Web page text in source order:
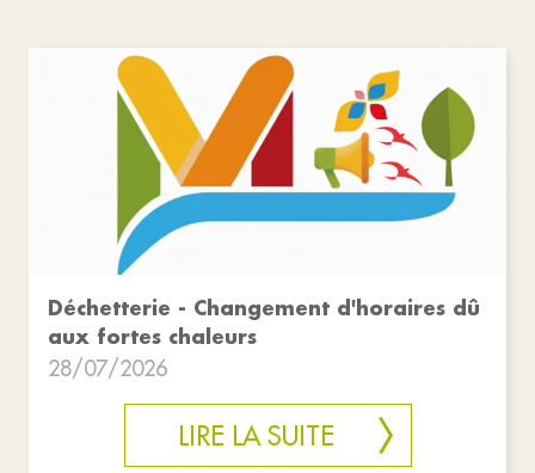
Déchetterie - Changement d'horaires dû
aux fortes chaleurs
28/07/2026
LIRE LA SUITE